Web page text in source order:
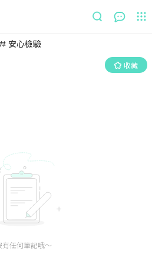
安心檢驗
收藏
收藏
有任何筆記哦～